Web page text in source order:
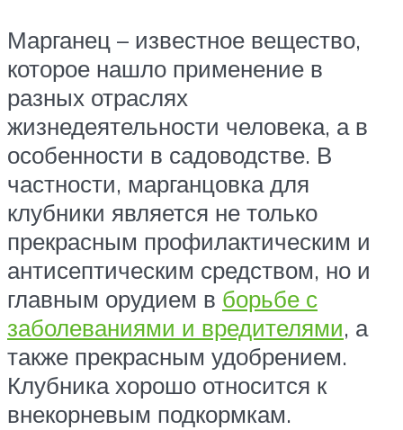
Марганец – известное вещество,
которое нашло применение в
разных отраслях
жизнедеятельности человека, а в
особенности в садоводстве. В
частности, марганцовка для
клубники является не только
прекрасным профилактическим и
антисептическим средством, но и
главным орудием в борьбе с
заболеваниями и вредителями, а
также прекрасным удобрением.
Клубника хорошо относится к
внекорневым подкормкам.